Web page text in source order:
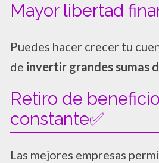
Mayor libertad
Puedes hacer crecer tu
de invertir grandes sumas
Retiro de
constante✅
Las mejores empresas